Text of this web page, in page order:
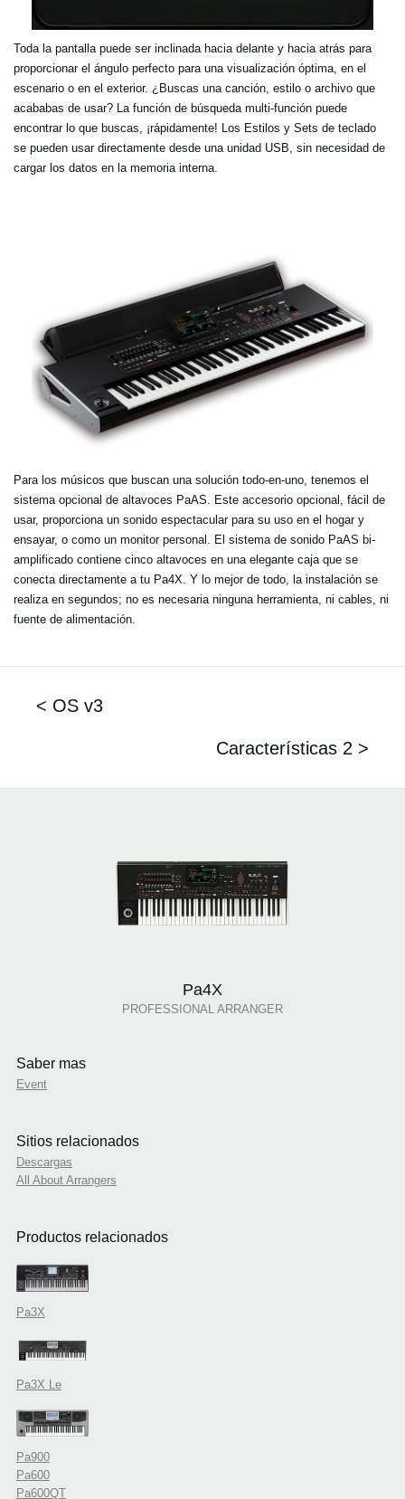
Toda la pantalla puede ser inclinada hacia delante y hacia atrás para
proporcionar el ángulo perfecto para una visualización óptima, en el
escenario o en el exterior. ¿Buscas una canción, estilo o archivo que
acababas de usar? La función de búsqueda multi-función puede
encontrar lo que buscas, ¡rápidamente! Los Estilos y Sets de teclado
se pueden usar directamente desde una unidad USB, sin necesidad de
cargar los datos en la memoria interna.
Para los músicos que buscan una solución todo-en-uno, tenemos el
sistema opcional de altavoces PaAS. Este accesorio opcional, fácil de
usar, proporciona un sonido espectacular para su uso en el hogar y
ensayar, o como un monitor personal. El sistema de sonido PaAS bi-
amplificado contiene cinco altavoces en una elegante caja que se
conecta directamente a tu Pa4X. Y lo mejor de todo, la instalación se
realiza en segundos; no es necesaria ninguna herramienta, ni cables, ni
fuente de alimentación.
< OS v3
Características 2 >
Pa4X
PROFESSIONAL ARRANGER
Saber mas
Event
Sitios relacionados
Descargas
All About Arrangers
Productos relacionados
Pa3X
Pa3X Le
Pa900
Pa600
Pa600QT